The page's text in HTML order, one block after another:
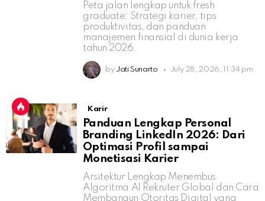
Peta jalan lengkap untuk fresh
graduate: Strategi karier, tips
produktivitas, dan panduan
manajemen finansial di dunia kerja
tahun 2026.
by Jati Sunarto July 28, 2026, 11:34 pm
Karir
Panduan Lengkap Personal
Branding LinkedIn 2026: Dari
Optimasi Profil sampai
Monetisasi Karier
Arsitektur Lengkap Menembus
Algoritma AI Rekruter Global dan Cara
Membangun Otoritas Digital yang